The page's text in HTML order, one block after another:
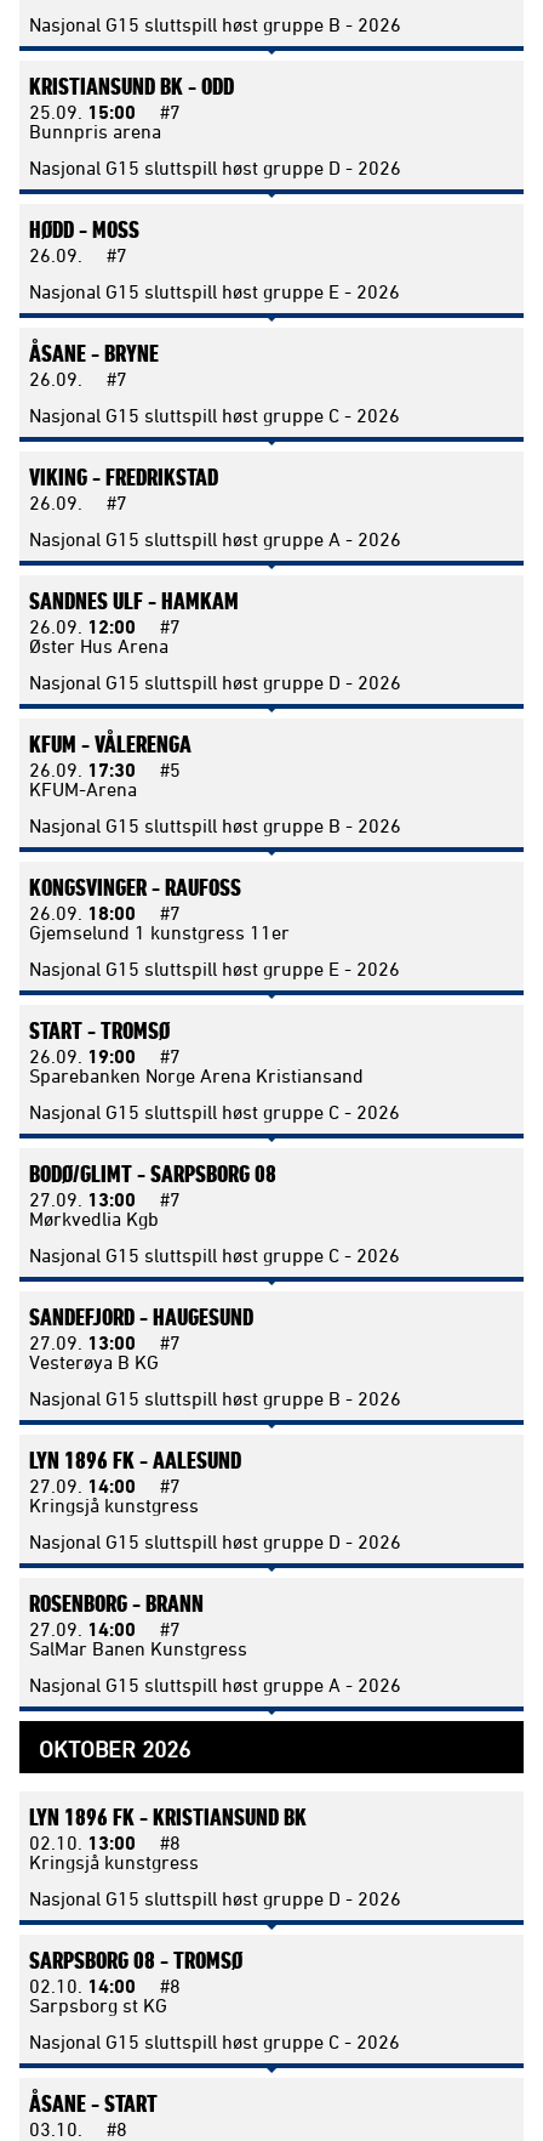
Nasjonal G15 sluttspill høst gruppe B - 2026
KRISTIANSUND BK -ODD
25.09. 15:00
#7
Bunnpris arena
Nasjonal G15 sluttspill høst gruppe D - 2026
HØDD -MOSS
26.09.
#7
Nasjonal G15 sluttspill høst gruppe E - 2026
ÅSANE -BRYNE
26.09.
#7
Nasjonal G15 sluttspill høst gruppe C - 2026
VIKING -FREDRIKSTAD
26.09.
#7
Nasjonal G15 sluttspill høst gruppe A - 2026
SANDNES ULF -HAMKAM
26.09. 12:00
#7
Øster Hus Arena
Nasjonal G15 sluttspill høst gruppe D - 2026
KFUM -VÅLERENGA
26.09. 17:30
#5
KFUM-Arena
Nasjonal G15 sluttspill høst gruppe B - 2026
KONGSVINGER -RAUFOSS
26.09. 18:00
#7
Gjemselund 1 kunstgress 11er
Nasjonal G15 sluttspill høst gruppe E - 2026
START -TROMSØ
26.09. 19:00
#7
Sparebanken Norge Arena Kristiansand
Nasjonal G15 sluttspill høst gruppe C - 2026
BODØ/GLIMT -SARPSBORG 08
27.09. 13:00
#7
Mørkvedlia Kgb
Nasjonal G15 sluttspill høst gruppe C - 2026
SANDEFJORD -HAUGESUND
27.09. 13:00
#7
Vesterøya B KG
Nasjonal G15 sluttspill høst gruppe B - 2026
LYN 1896 FK -AALESUND
27.09. 14:00
#7
Kringsjå kunstgress
Nasjonal G15 sluttspill høst gruppe D - 2026
ROSENBORG -BRANN
27.09. 14:00
#7
SalMar Banen Kunstgress
Nasjonal G15 sluttspill høst gruppe A - 2026
OKTOBER 2026
LYN 1896 FK -KRISTIANSUND BK
02.10. 13:00
#8
Kringsjå kunstgress
Nasjonal G15 sluttspill høst gruppe D - 2026
SARPSBORG 08 -TROMSØ
02.10. 14:00
#8
Sarpsborg st KG
Nasjonal G15 sluttspill høst gruppe C - 2026
ÅSANE -START
03.10. #8